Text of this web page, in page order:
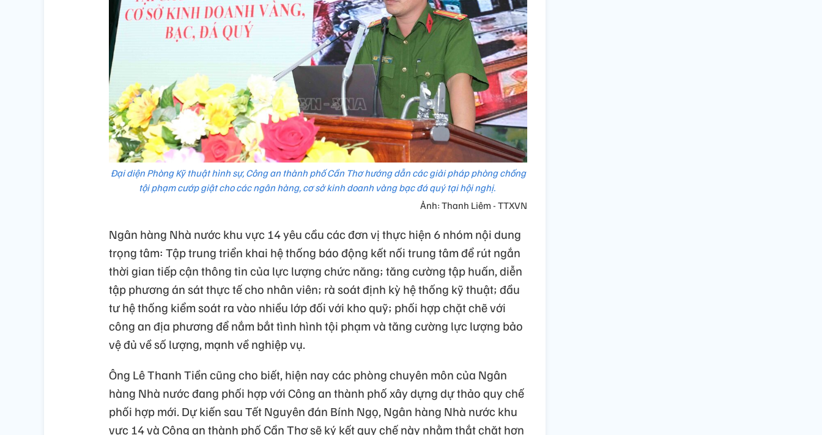
Đại diện Phòng Kỹ thuật hình sự, Công an thành phố Cần Thơ hướng dẫn các giải pháp phòng chống
tội phạm cướp giật cho các ngân hàng, cơ sở kinh doanh vàng bạc đá quý tại hội nghị.
Ảnh: Thanh Liêm - TTXVN
Ngân hàng Nhà nước khu vực 14 yêu cầu các đơn vị thực hiện 6 nhóm nội dung
trọng tâm: Tập trung triển khai hệ thống báo động kết nối trung tâm để rút ngắn
thời gian tiếp cận thông tin của lực lượng chức năng; tăng cường tập huấn, diễn
tập phương án sát thực tế cho nhân viên; rà soát định kỳ hệ thống kỹ thuật; đầu
tư hệ thống kiểm soát ra vào nhiều lớp đối với kho quỹ; phối hợp chặt chẽ với
công an địa phương để nắm bắt tình hình tội phạm và tăng cường lực lượng bảo
vệ đủ về số lượng, mạnh về nghiệp vụ.
Ông Lê Thanh Tiền cũng cho biết, hiện nay các phòng chuyên môn của Ngân
hàng Nhà nước đang phối hợp với Công an thành phố xây dựng dự thảo quy chế
phối hợp mới. Dự kiến sau Tết Nguyên đán Bính Ngọ, Ngân hàng Nhà nước khu
vực 14 và Công an thành phố Cần Thơ sẽ ký kết quy chế này nhằm thắt chặt hơn